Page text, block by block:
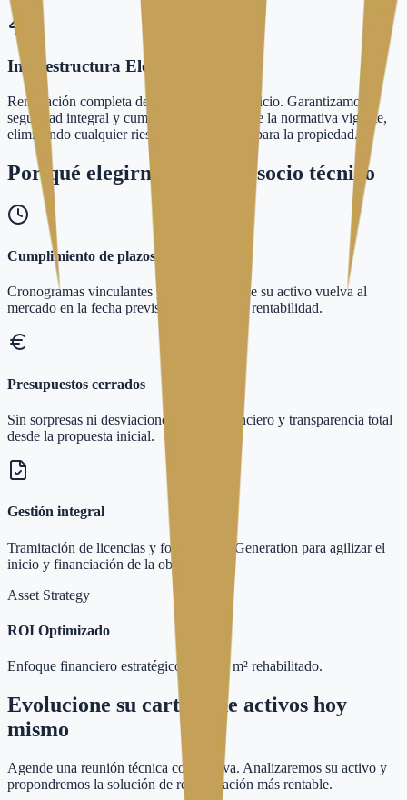
Infraestructura Eléctrica y Clima
Renovación completa de las arterias del edificio. Garantizamos
seguridad integral y cumplimiento estricto de la normativa vigente,
eliminando cualquier riesgo técnico o legal para la propiedad.
Por qué elegirnos como susocio técnico
Cumplimiento de plazos
Cronogramas vinculantes para asegurar que su activo vuelva al
mercado en la fecha prevista. El tiempo es rentabilidad.
Presupuestos cerrados
Sin sorpresas ni desviaciones. Rigor financiero y transparencia total
desde la propuesta inicial.
Gestión integral
Tramitación de licencias y fondos Next Generation para agilizar el
inicio y financiación de la obra.
Asset Strategy
ROI Optimizado
Enfoque financiero estratégico en cada m² rehabilitado.
Evolucione su cartera de activos hoy
mismo
Agende una reunión técnica corporativa. Analizaremos su activo y
propondremos la solución de rehabilitación más rentable.